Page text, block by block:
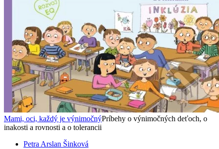
Mami, oci, každý je výnimočnýPríbehy o výnimočných deťoch, o
inakosti a rovnosti a o tolerancii
Petra Arslan Šinková